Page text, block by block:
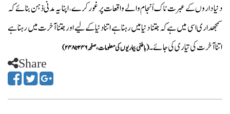
دنیا داروں کے عبرت ناک اَنجام والے واقعات پر غور کرے،اپنا یہ مدنی ذہن بنائے کہ
سمجھداری اسی میں ہے کہ جتنا دنیا میں رہنا ہے اتنا دنیا کے لیے اور جتنا آخرت میں رہنا ہے
اتنا آخرت کی تیاری کی جائے۔(باطنی بیماریوں کی معلومات،صفحہ۲۴۶تا۲۴۸)
Share